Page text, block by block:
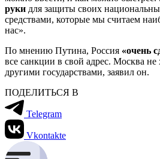
руки для защиты своих
средствами, которые мы считаем
нас».
По мнению Путина, Россия «очень
все санкции в свой адрес. Москва не
другими государствами, заявил он.
ПОДЕЛИТЬСЯ В
Telegram
Vkontakte